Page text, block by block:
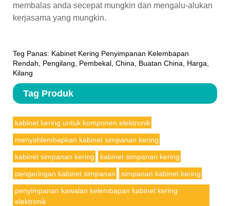
membalas anda secepat mungkin dan mengalu-alukan
kerjasama yang mungkin.
Teg Panas: Kabinet Kering Penyimpanan Kelembapan
Rendah, Pengilang, Pembekal, China, Buatan China, Harga,
Kilang
Tag Produk
kabinet kering untuk komponen elektronik
menyahlembapkan kabinet simpanan kering
kabinet simpanan kering kabinet simpanan kering
pengeringan kabinet simpanan simpanan kabinet kering
penyimpanan kawalan kelembapan kabinet kering
elektronik